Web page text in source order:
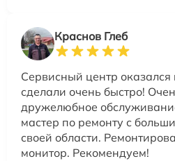
Краснов Глеб
Сервисный центр оказался
сделали очень быстро!
дружелюбное
мастер по ремонту с
своей области.
монитор. Рекомендуем!